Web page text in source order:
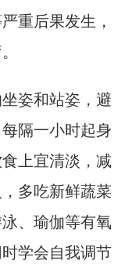
重后果发生，
姿和站姿，避
隔一小时起身
上宜清淡，减
多吃新鲜蔬菜
、瑜伽等有氧
学会自我调节